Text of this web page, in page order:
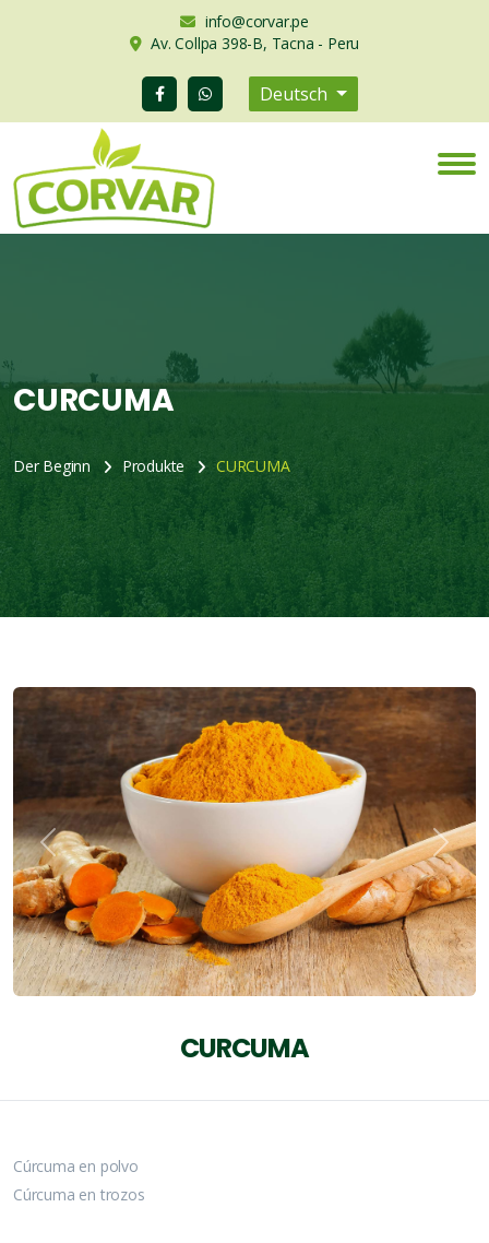
info@corvar.pe
Av. Collpa 398-B, Tacna - Peru
Deutsch
CURCUMA
Der Beginn Produkte CURCUMA
Previous Next
CURCUMA
Cúrcuma en polvo
Cúrcuma en trozos